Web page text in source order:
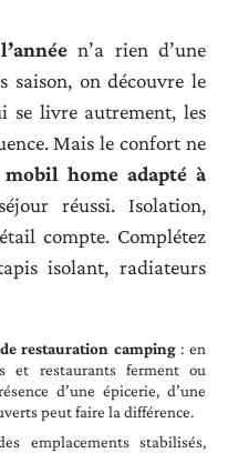
n’a rien d’une
saison, on découvre le
se livre autrement, les
Mais le confort ne
mobil home adapté à
réussi. Isolation,
compte. Complétez
isolant, radiateurs
restauration camping: en
et restaurants ferment ou
d’une épicerie, d’une
peut faire la différence.
emplacements stabilisés,